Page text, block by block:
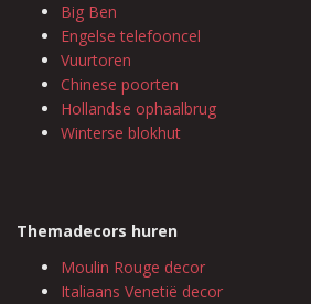
Big Ben
Engelse telefooncel
Vuurtoren
Chinese poorten
Hollandse ophaalbrug
Winterse blokhut
Themadecors huren
Moulin Rouge decor
Italiaans Venetië decor